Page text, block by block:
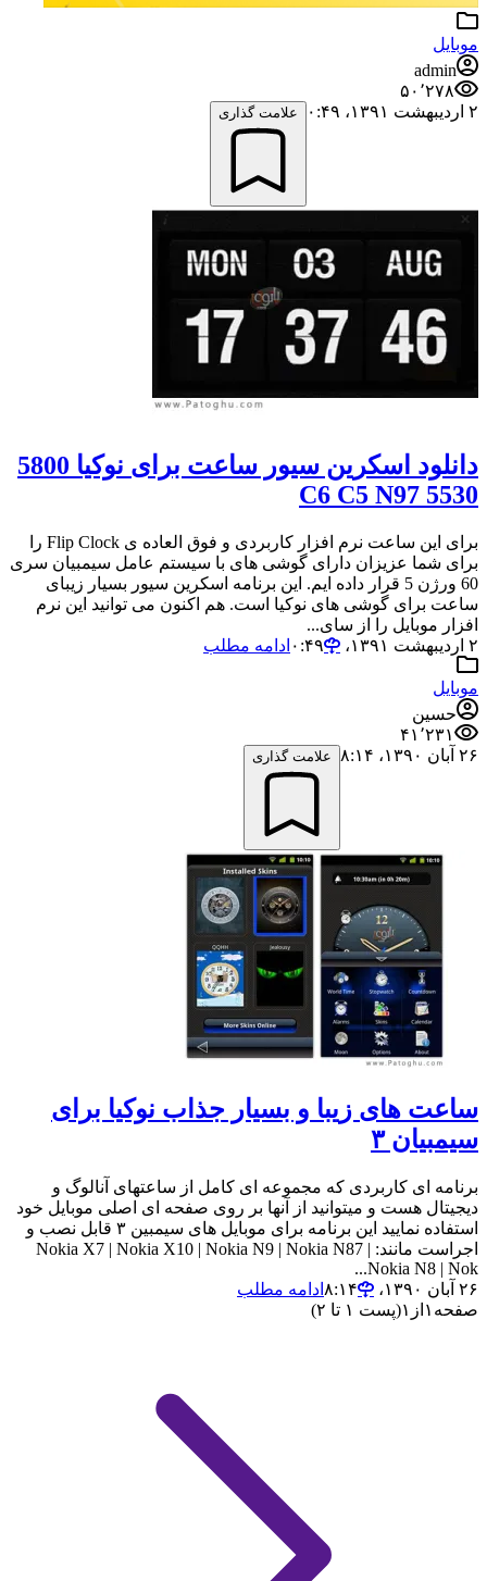
موبایل
admin
۵۰٬۲۷۸
۲ اردیبهشت ۱۳۹۱،‏ ۰:۴۹
علامت گذاری
دانلود اسکرین سیور ساعت برای نوکیا 5800
5530 C6 C5 N97
برای این ساعت نرم افزار کاربردی و فوق العاده ی Flip Clock را
برای شما عزیزان دارای گوشی های با سیستم عامل سیمبیان سری
60 ورژن 5 قرار داده ایم. این برنامه اسکرین سیور بسیار زیبای
ساعت برای گوشی های نوکیا است. هم اکنون می توانید این نرم
افزار موبایل را از سای...
۲ اردیبهشت ۱۳۹۱،‏ ۰:۴۹
ادامه مطلب
موبایل
حسین
۴۱٬۲۳۱
۲۶ آبان ۱۳۹۰،‏ ۸:۱۴
علامت گذاری
ساعت های زیبا و بسیار جذاب نوکیا برای
سیمبیان ۳
برنامه ای کاربردی که مجموعه ای کامل از ساعتهای آنالوگ و
دیجیتال هست و میتوانید از آنها بر روی صفحه ای اصلی موبایل خود
استفاده نمایید این برنامه برای موبایل های سیمبین ۳ قابل نصب و
اجراست مانند: Nokia X7 | Nokia X10 | Nokia N9 | Nokia N87 |
Nokia N8 | Nok...
۲۶ آبان ۱۳۹۰،‏ ۸:۱۴
ادامه مطلب
صفحه ۱ از ۱(پست ۱ تا ۲)